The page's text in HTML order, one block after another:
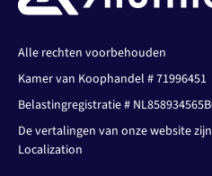
Alle rechten voorbehouden
Kamer van Koophandel # 71996451
Belastingregistratie #
De vertalingen van onze website
Localization